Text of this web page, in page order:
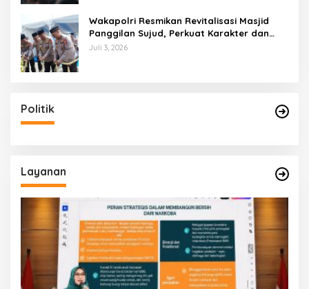
Wakapolri Resmikan Revitalisasi Masjid
Panggilan Sujud, Perkuat Karakter dan
Kepemimpinan Polri
Juli 3, 2026
Politik
Layanan